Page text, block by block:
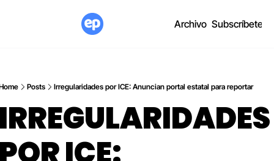
Archivo Subscríbete
Posts Irregularidades por ICE: Anuncian portal estatal para reportar